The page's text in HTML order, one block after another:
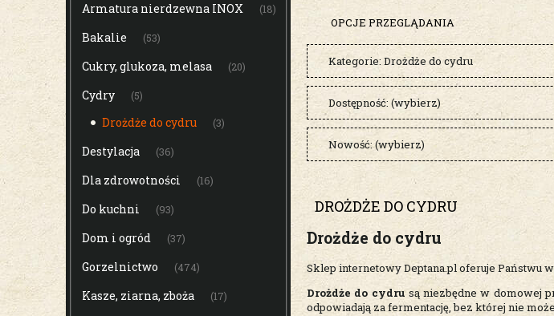
Armatura nierdzewna INOX (18)
Bakalie (53)
Cukry, glukoza, melasa (20)
Cydry (5)
Drożdże do cydru (3)
Destylacja (36)
Dla zdrowotności (16)
Do kuchni (93)
Dom i ogród (37)
Gorzelnictwo (474)
Kasze, ziarna, zboża (17)
OPCJE PRZEGLĄDANIA
Kategorie: Drożdże do cydru
Dostępność: (wybierz)
Nowość: (wybierz)
DROŻDŻE DO CYDRU
Drożdże do cydru
Sklep internetowy Deptana.pl oferuje Państwu
Drożdże do cydrusą niezbędne w domowej
odpowiadają za fermentację, bez której nie